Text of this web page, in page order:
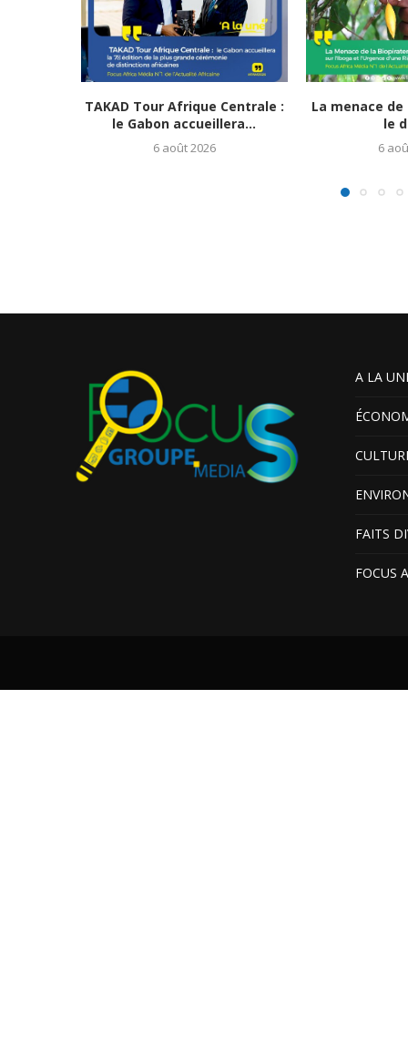
TAKAD Tour Afrique Centrale :
le Gabon accueillera...
6 août 2026
La menace
le
6
A LA
FAITS
FOCUS